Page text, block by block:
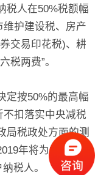
税人在50%税额幅
护建设税、房产
交易印花税)、耕
税两费”。
按50%的最高幅
不扣落实中央减税
局税政处方面的测
年将为本市小微
税人。